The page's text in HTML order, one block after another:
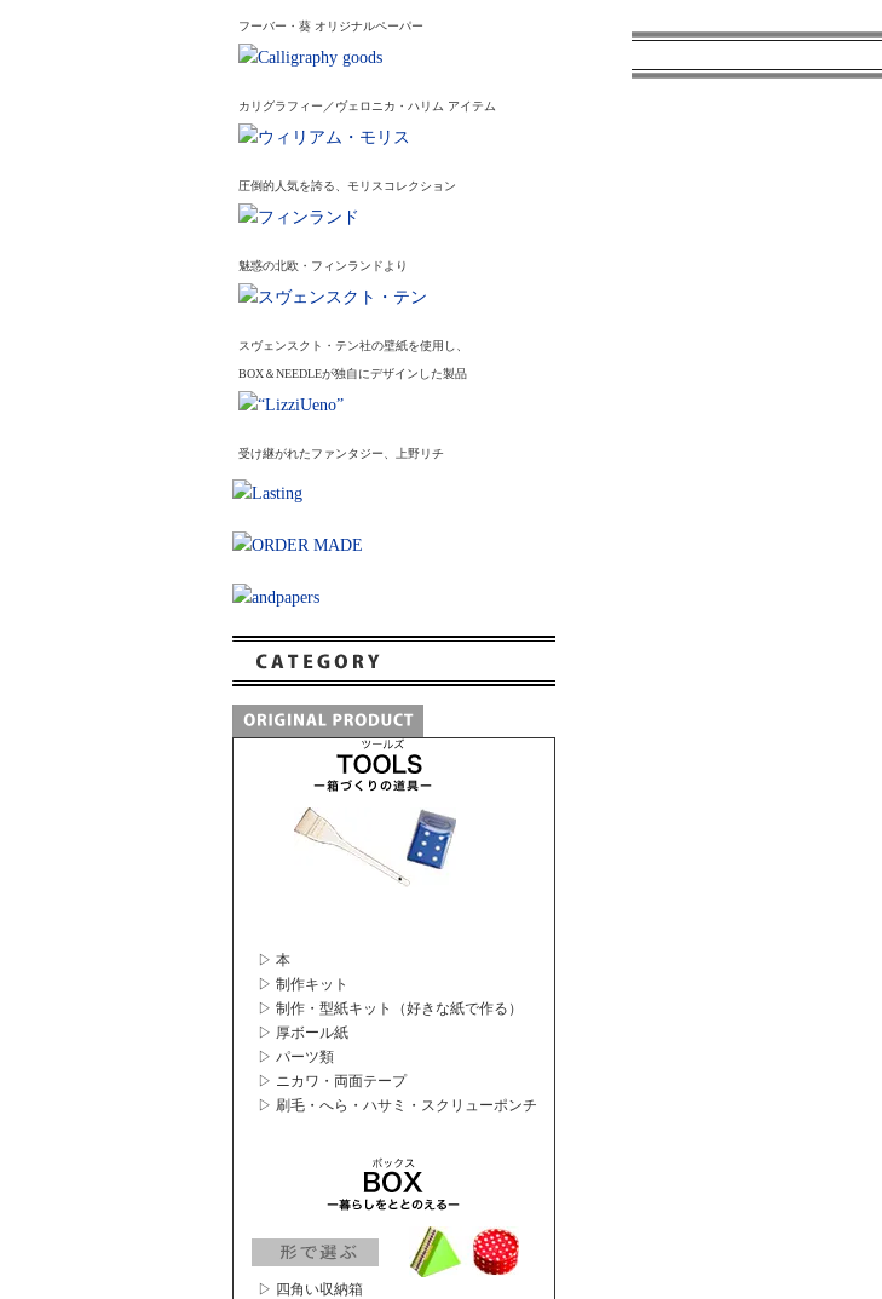
フーバー・葵 オリジナルペーパー
カリグラフィー／ヴェロニカ・ハリム アイテム
圧倒的人気を誇る、モリスコレクション
魅惑の北欧・フィンランドより
スヴェンスクト・テン社の壁紙を使用し、
BOX＆NEEDLEが独自にデザインした製品
受け継がれたファンタジー、上野リチ
▷ 本
▷ 制作キット
▷ 制作・型紙キット（好きな紙で作る）
▷ 厚ボール紙
▷ パーツ類
▷ ニカワ・両面テープ
▷ 刷毛・へら・ハサミ・スクリューポンチ
▷ 四角い収納箱